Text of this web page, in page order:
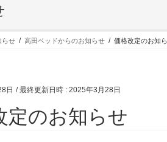
らせ 高田ベッドからのお知らせ 価格改定のお知
日 / 最終更新日時 : 2025年3月28日
定のお知らせ